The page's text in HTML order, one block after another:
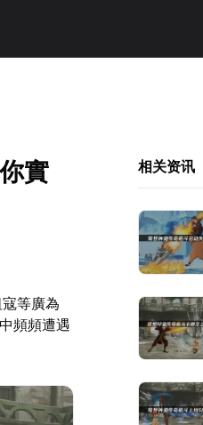
實
等廣為
頻頻遭遇
相关资讯